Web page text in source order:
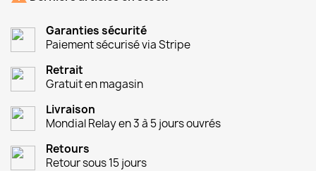
Garanties sécurité
Paiement sécurisé via Stripe
Retrait
Gratuit en magasin
Livraison
Mondial Relay en 3 à 5 jours ouvrés
Retours
Retour sous 15 jours